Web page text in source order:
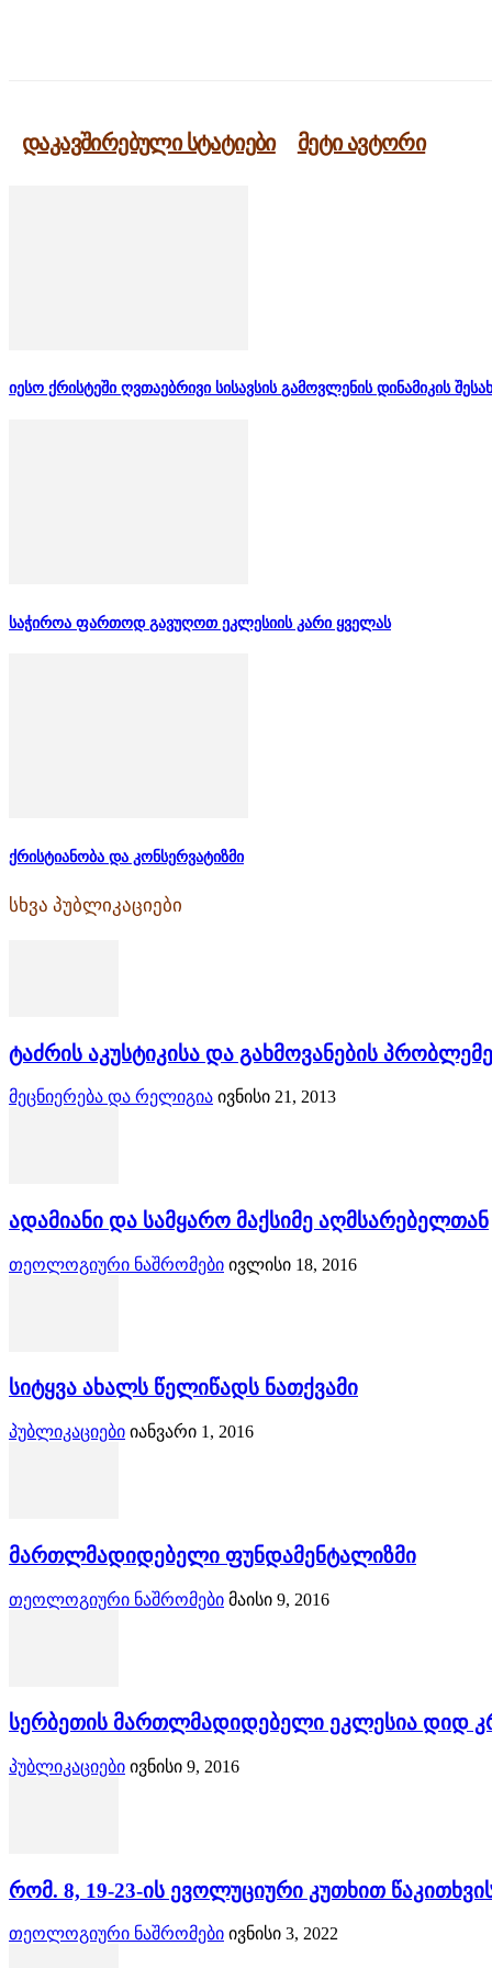
დაკავშირებული სტატიები მეტი ავტორი
იესო ქრისტეში ღვთაებრივი სისავსის გამოვლენის დინამიკის
საჭიროა ფართოდ გავუღოთ ეკლესიის კარი ყველას
ქრისტიანობა და კონსერვატიზმი
სხვა პუბლიკაციები
ტაძრის აკუსტიკისა და გახმოვანების
მეცნიერება და რელიგია ივნისი 21, 2013
ადამიანი და სამყარო მაქსიმე აღმსარებელთან
თეოლოგიური ნაშრომები ივლისი 18, 2016
სიტყვა ახალს წელიწადს ნათქვამი
პუბლიკაციები იანვარი 1, 2016
მართლმადიდებელი ფუნდამენტალიზმი
თეოლოგიური ნაშრომები მაისი 9, 2016
სერბეთის მართლმადიდებელი ეკლესია დიდ
პუბლიკაციები ივნისი 9, 2016
რომ. 8, 19-23-ის ევოლუციური კუთხით
თეოლოგიური ნაშრომები ივნისი 3, 2022